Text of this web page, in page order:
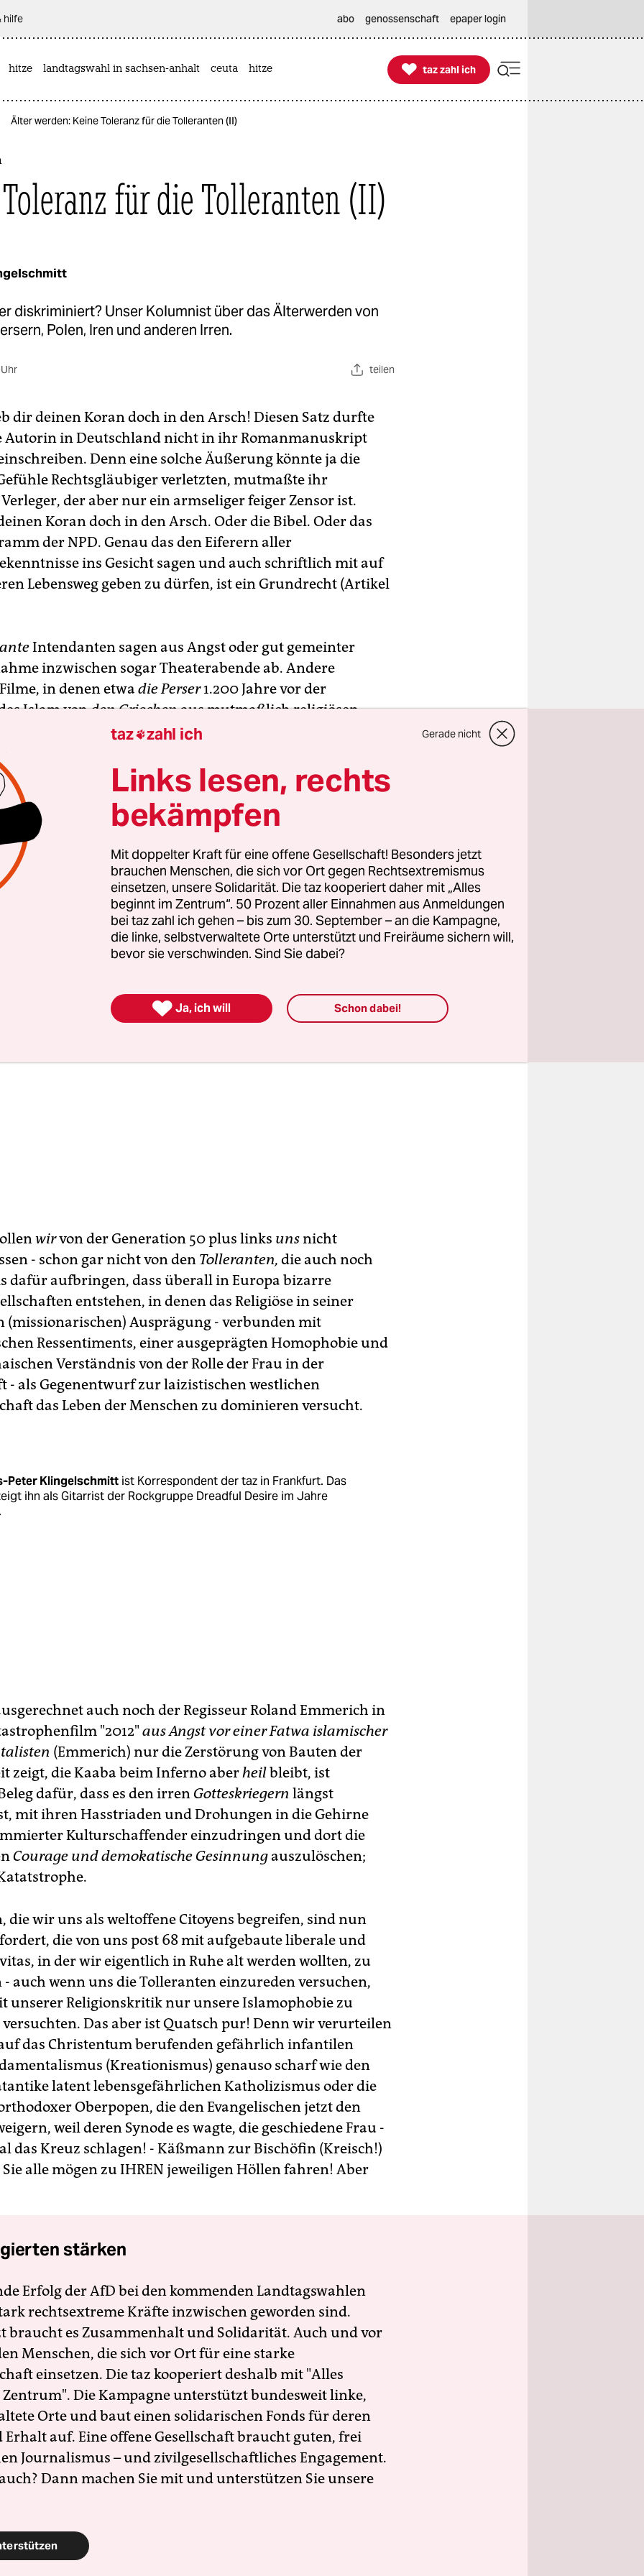
hilfe abo genossenschaft epaper login
hitze landtagswahl in sachsen-anhalt ceuta hitze 
taz zahl ich
taz zahl ich
Älter werden: Keine Toleranz für die Tolleranten (II)
für die Tolleranten (II)
diskriminiert? Unser Kolumnist über das Älterwerden von
Polen, Iren und anderen Irren.
teilen
dir deinen Koran doch in den Arsch! Diesen Satz durfte
Autorin in Deutschland nicht in ihr Romanmanuskript
Denn eine solche Äußerung könnte ja die
Rechtsgläubiger verletzten, mutmaßte ihr
der aber nur ein armseliger feiger Zensor ist.
Koran doch in den Arsch. Oder die Bibel. Oder das
der NPD. Genau das den Eiferern aller
ins Gesicht sagen und auch schriftlich mit auf
Lebensweg geben zu dürfen, ist ein Grundrecht (Artikel
Intendanten sagen aus Angst oder gut gemeinter
inzwischen sogar Theaterabende ab. Andere
in denen etwa die Perser1.200 Jahre vor der
Islam vonden Griechenaus mutmaßlich religiösen,
rassistischen Gründen an den Thermopylen
selbst aus dem Zeitalter der europäischen Aufklärung, in
mit seinemTartüffdie (religiöse) Heuchelei seiner
mutig - es bestand tatsächlich Gefahr für Leib und Leben -
Bühnenwerk von beeindruckender Aktualität übrigens,
Europapolitiker (wieder) einmal ansehen sollten. Denn
Gottesstaaten wie Polen und Irland nicht nur bei der
von der liberalen Norm in der EU
Sonderrechte einräumt, verliert das Recht, islami(sti)sche
und ihre Apologeten hier zu kritisieren.
wirvon der Generation 50 plus links unsnicht
- schon gar nicht von den Tolleranten, die auch noch
dafür aufbringen, dass überall in Europa bizarre
entstehen, in denen das Religiöse in seiner
(missionarischen) Ausprägung - verbunden mit
Ressentiments, einer ausgeprägten Homophobie und
Verständnis von der Rolle der Frau in der
- als Gegenentwurf zur laizistischen westlichen
das Leben der Menschen zu dominieren versucht.
Peter Klingelschmittist Korrespondent der taz in Frankfurt. Das
ihn als Gitarrist der Rockgruppe Dreadful Desire im Jahre
auch noch der Regisseur Roland Emmerich in
"2012" aus Angst vor einer Fatwa islamischer
(Emmerich) nur die Zerstörung von Bauten der
zeigt, die Kaaba beim Inferno aber heilbleibt, ist
dafür, dass es den irren Gotteskriegern längst
mit ihren Hasstriaden und Drohungen in die Gehirne
Kulturschaffender einzudringen und dort die
Courage und demokatische Gesinnungauszulöschen;
die wir uns als weltoffene Citoyens begreifen, sind nun
die von uns post 68 mit aufgebaute liberale und
in der wir eigentlich in Ruhe alt werden wollten, zu
auch wenn uns die Tolleranten einzureden versuchen,
unserer Religionskritik nur unsere Islamophobie zu
Das aber ist Quatsch pur! Denn wir verurteilen
das Christentum berufenden gefährlich infantilen
(Kreationismus) genauso scharf wie den
latent lebensgefährlichen Katholizismus oder die
Oberpopen, die den Evangelischen jetzt den
weil deren Synode es wagte, die geschiedene Frau -
das Kreuz schlagen! - Käßmann zur Bischöfin (Kreisch!)
alle mögen zu IHREN jeweiligen Höllen fahren! Aber
stärken
Erfolg der AfD bei den kommenden Landtagswahlen
rechtsextreme Kräfte inzwischen geworden sind.
braucht es Zusammenhalt und Solidarität. Auch und vor
Menschen, die sich vor Ort für eine starke
einsetzen. Die taz kooperiert deshalb mit "Alles
Die Kampagne unterstützt bundesweit linke,
Orte und baut einen solidarischen Fonds für deren
Erhalt auf. Eine offene Gesellschaft braucht guten, frei
Journalismus – und zivilgesellschaftliches Engagement.
Dann machen Sie mit und unterstützen Sie unsere
taz zahl ich Gerade nicht
Links lesen, rechts
bekämpfen
Mit doppelter Kraft für eine offene Gesellschaft! Besonders jetzt
brauchen Menschen, die sich vor Ort gegen Rechtsextremismus
einsetzen, unsere Solidarität. Die taz kooperiert daher mit „Alles
beginnt im Zentrum“. 50 Prozent aller Einnahmen aus Anmeldungen
bei taz zahl ich gehen – bis zum 30. September – an die Kampagne,
die linke, selbstverwaltete Orte unterstützt und Freiräume sichern will,
bevor sie verschwinden. Sind Sie dabei?
 Ja, ich will Schon dabei!